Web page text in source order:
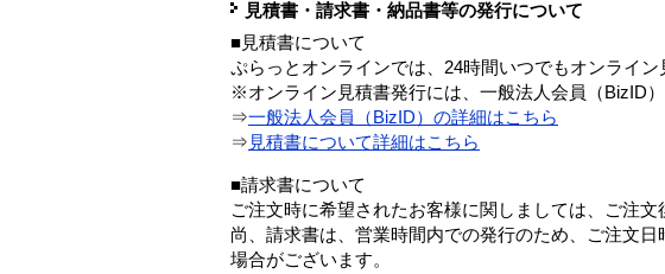
見積書・請求書・納品書等の発行について
■見積書について
ぷらっとオンラインでは、24時間いつでもオンライン
※オンライン見積書発行には、一般法人会員（BizID）
⇒一般法人会員（BizID）の詳細はこちら
⇒ 見積書について詳細はこちら
■請求書について
ご注文時に希望されたお客様に関しましては、ご注文
尚、請求書は、営業時間内での発行のため、ご注文
場合がございます。